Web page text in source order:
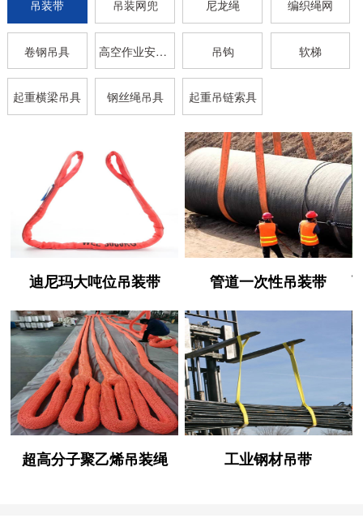
吊装带 吊装网兜 尼龙绳 编织绳网
卷钢吊具 高空作业安全带 吊钩 软梯
起重横梁吊具 钢丝绳吊具 起重吊链索具
迪尼玛大吨位吊装带 管道一次性吊装带
超高分子聚乙烯吊装绳 工业钢材吊带